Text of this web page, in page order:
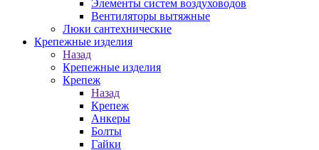
Элементы систем воздуховодов
Вентиляторы вытяжные
Люки сантехнические
Крепежные изделия
Назад
Крепежные изделия
Крепеж
Назад
Крепеж
Анкеры
Болты
Гайки